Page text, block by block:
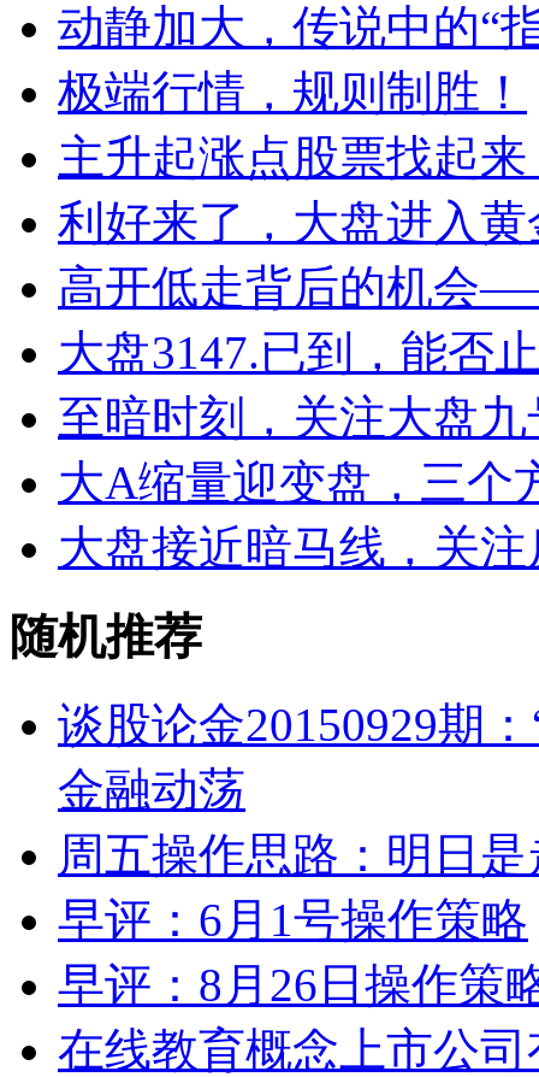
动静加大，传说中的“
极端行情，规则制胜！
主升起涨点股票找起来
利好来了，大盘进入
高开低走背后的机会
大盘3147.已到，能否
至暗时刻，关注大盘
大A缩量迎变盘，三个
大盘接近暗马线，关
随机推荐
谈股论金20150929期
金融动荡
周五操作思路：明日
早评：6月1号操作策略
早评：8月26日操作策
在线教育概念上市公